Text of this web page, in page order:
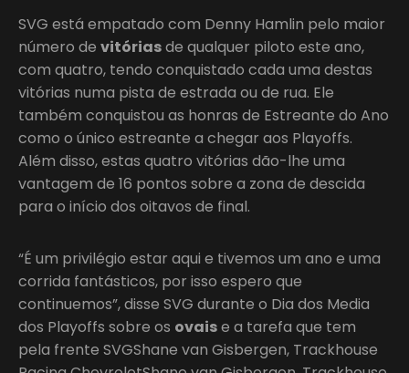
SVG está empatado com Denny Hamlin pelo maior
número de vitóriasde qualquer piloto este ano,
com quatro, tendo conquistado cada uma destas
vitórias numa pista de estrada ou de rua. Ele
também conquistou as honras de Estreante do Ano
como o único estreante a chegar aos Playoffs.
Além disso, estas quatro vitórias dão-lhe uma
vantagem de 16 pontos sobre a zona de descida
para o início dos oitavos de final.
“É um privilégio estar aqui e tivemos um ano e uma
corrida fantásticos, por isso espero que
continuemos”, disse SVG durante o Dia dos Media
dos Playoffs sobre os ovaise a tarefa que tem
pela frente SVGShane van Gisbergen, Trackhouse